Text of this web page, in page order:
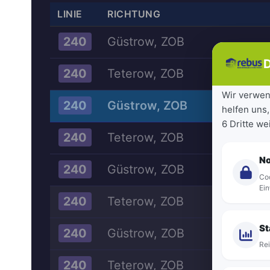
LINIE RICHTUNG
240 Güstrow, ZOB
240 Teterow, ZOB
240 Güstrow, ZOB
240 Teterow, ZOB
240 Güstrow, ZOB
240 Teterow, ZOB
240 Güstrow, ZOB
240 Teterow, ZOB
Wir
helfen
6 Dritte